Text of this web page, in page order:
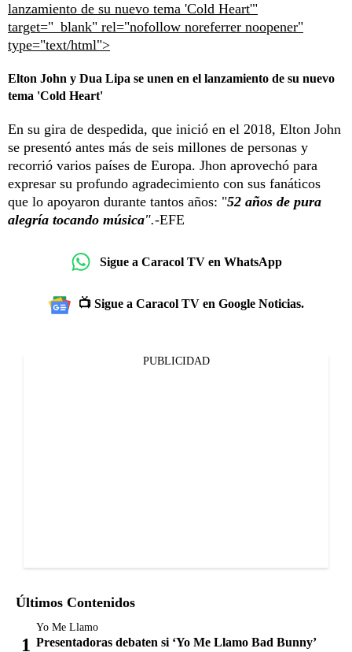
lanzamiento de su nuevo tema 'Cold Heart'"
target="_blank" rel="nofollow noreferrer noopener"
type="text/html">
Elton John y Dua Lipa se unen en el lanzamiento de su nuevo
tema 'Cold Heart'
En su gira de despedida, que inició en el 2018, Elton John
se presentó antes más de seis millones de personas y
recorrió varios países de Europa. Jhon aprovechó para
expresar su profundo agradecimiento con sus fanáticos
que lo apoyaron durante tantos años: "52 años de pura
alegría tocando música".-EFE
Sigue a Caracol TV en WhatsApp
📺 Sigue a Caracol TV en Google Noticias.
PUBLICIDAD
Últimos Contenidos
Yo Me Llamo
Presentadoras debaten si ‘Yo Me Llamo Bad Bunny’